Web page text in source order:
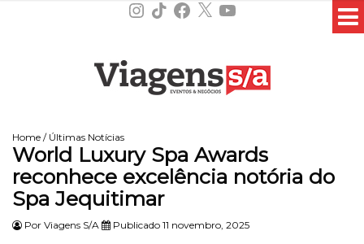
Instagram
TikTokFacebook
X YouTube
Home / Últimas Notícias
World Luxury Spa Awards
reconhece excelência notória do
Spa Jequitimar
Por Viagens S/A Publicado 11 novembro, 2025